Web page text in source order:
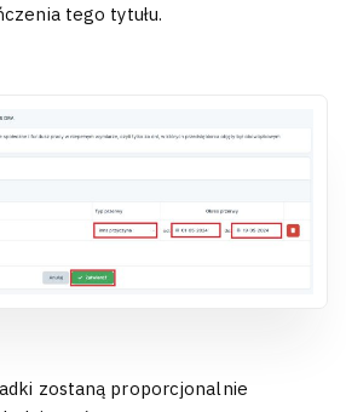
tego tytułu.
zostaną proporcjonalnie